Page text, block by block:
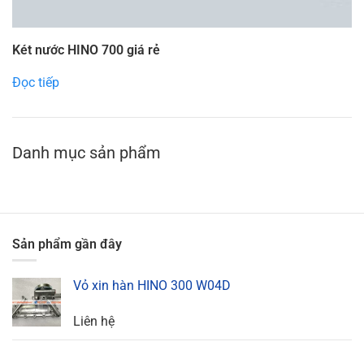
Két nước HINO 700 giá rẻ
Đọc tiếp
Danh mục sản phẩm
Sản phẩm gần đây
Vỏ xin hàn HINO 300 W04D
Liên hệ